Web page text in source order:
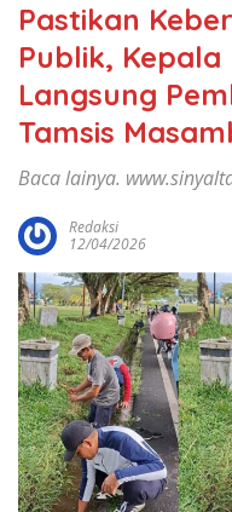
Pastikan
Publik,
Langsung
Tamsis
Baca lainya.
Redaksi
12/04/2026